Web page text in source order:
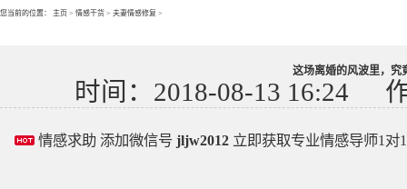
您当前的位置： 主页 > 情感干货 > 夫妻情感修复 >
这场离婚的风波里，究
时间：2018-08-13 16:24
情感求助 添加微信号 jljw2012 立即获取专业情感导师1对